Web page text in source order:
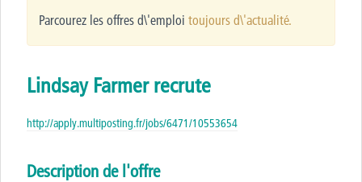
Parcourez les offres d\'emploi toujours d\'actualité.
Lindsay Farmer recrute
http://apply.multiposting.fr/jobs/6471/10553654
Description de l'offre